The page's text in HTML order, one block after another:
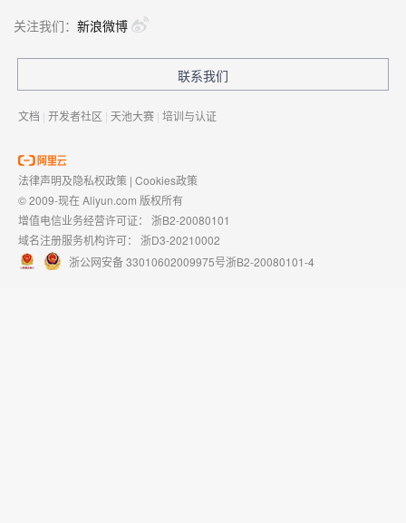
关注我们： 新浪微博
联系我们
文档 | 开发者社区 | 天池大赛 | 培训与认证
法律声明及隐私权政策 | Cookies政策
© 2009-现在 Aliyun.com 版权所有
增值电信业务经营许可证： 浙B2-20080101
域名注册服务机构许可： 浙D3-20210002
浙公网安备 33010602009975号浙B2-20080101-4